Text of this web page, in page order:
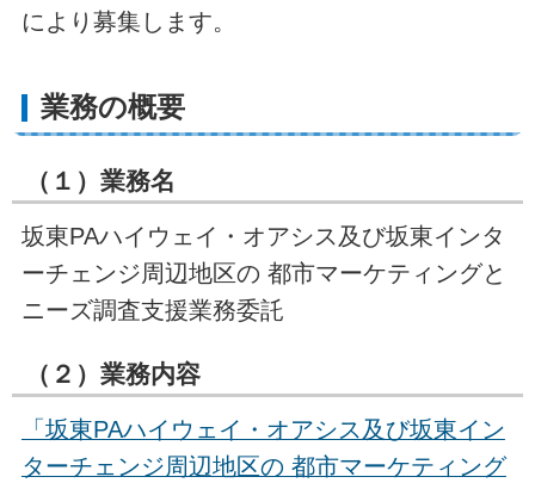
により募集します。
業務の概要
（１）業務名
坂東PAハイウェイ・オアシス及び坂東インタ
ーチェンジ周辺地区の 都市マーケティングと
ニーズ調査支援業務委託
（２）業務内容
「坂東PAハイウェイ・オアシス及び坂東イン
ターチェンジ周辺地区の 都市マーケティング